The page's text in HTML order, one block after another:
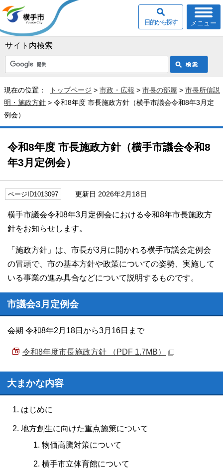
サイト内検索
メニュー
目的から探す
現在の位置： トップページ > 市政・広報 > 市長の部屋 > 市長所信説
明・施政方針 > 令和8年度 市長施政方針（横手市議会令和8年3月定
例会）
令和8年度 市長施政方針（横手市議会令和8
年3月定例会）
ページID1013097 更新日 2026年2月18日
横手市議会令和8年3月定例会における令和8年市長施政方
針をお知らせします。
「施政方針」は、市長が3月に開かれる横手市議会定例会
の冒頭で、市の基本方針や政策についての姿勢、実施して
いる事業の進み具合などについて説明するものです。
市議会3月定例会
会期 令和8年2月18日から3月16日まで
令和8年度市長施政方針 （PDF 1.7MB）
大まかな内容
はじめに
地方創生に向けた重点施策について
物価高騰対策について
横手市立体育館について